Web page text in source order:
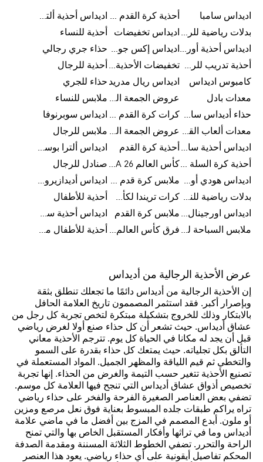
اديداس سامبا أحذية كرة القدم للرجال
اديداس أحذية ألترا بوست للرجال
بدلات رياضية للرجال اديداس تخفيضات
أحذية للنساء
اديداس أحذية أورجينالز
اديداس إكس جود بيلينغهام حذاء جري رجالي
أحذية تدريب للرجال
تخفيضات الأحذية للرجال أحذية للرجال
كامبوس اديداس
اديداس ريال مدريد حذاء للجري
معدات بادل
عروض الجمعة البيضاء للرجال ملابس للنساء
حذاء أديداس سامبا للأطفال
كرات كرة القدم للرجال اديداس سوبرنوفا
معدات ألعاب القوى
عروض الجمعة البيضاء للسيدات ملابس للرجال
اديداس أحذية سامبا للنساء أحذية كرة القدم
اديداس ألترا بوست
أحذية كرة السلة للرجال
كأس العالم FIFA 26™ صنادل للرجال
اديداس هودي أورجينال للنساء
ملابس كرة قدم للاطفال
اديداس أديدازيرو معدات الجري
بدلات رياضية للنساء
كرات تريندا لكأس العالم FIFA 26™
أحذية للأطفال
اديداس اورجينال ملابس ملابس كرة القدم
اديداس أحذية سوبرنوفا للرجال
ملابس السباحة للرجال
فرق كأس العالم FIFA 26™ أحذية للأطفال من 8 إلى 16 سنة
عرض الأحذية الرجالية من أديداس
إن الأحذية الرجالية من أديداس دائمًا ما تجعلك تنطلق بثقة
وبإصرار أكبر. فقد استثمر المصممون تاريخ العلامة الحافل
بالابتكار وذلك للخروج بتشكيلة مبتكرة لتخص تجربة كل رجل من
عشاق أديداس. حيث تشعر أن كل حذاء صنع أولا لغرض رياضي
قبل أن يجد له مكانا في الحياة كل يوم. تترجم الأحذية معاني
التألق بكل تجلياته. حيث يمتعك كل حذاء بقدرة على السمو
والتخطي ثم قيم اللياقة والمظهر الجميل. المواد المستعملة في
تصنيع الأحذية تتغير حسب التيمة والغرض من الحذاء. إنها تجربة
تخصيص أذواق عشاق أديداس التي تنجح فيها العلامة كل موسم.
تضفي بعض العناصر الصغيرة الفرحة والفخر على حذاء رياضي
تراه يراكم طبقات جلده المبسوط بعناية فوق نعل مرصع ومزين
أو ملون. أبدع المصمم في المزج بين أفضل ما في ماضي علامة
أديداس وما في تراثها وأفكار المستقبل الخاص بها والتي تمنح
الراحة والتحرر. تضفي الخطوط الثلاثة المسننة ومقدمة الصدفة
المحكم تفاصيل أيقونية على أي حذاء رياضي. يعود هذا العنصر